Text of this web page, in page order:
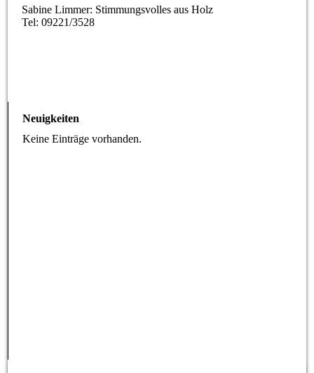
Sabine Limmer: Stimmungsvolles aus Holz
Tel: 09221/3528
Neuigkeiten
Keine Einträge vorhanden.